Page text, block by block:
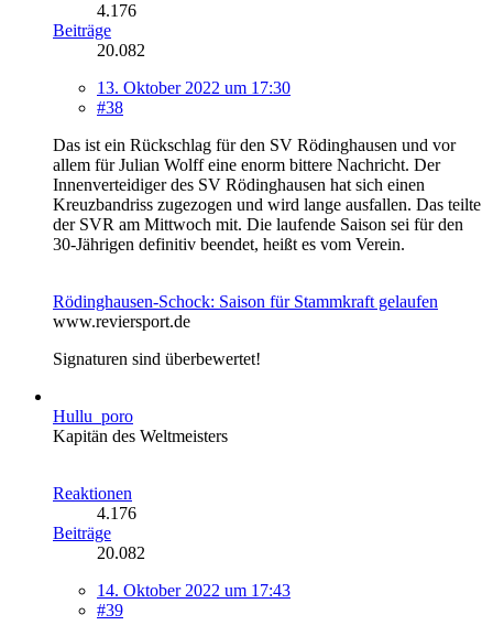
4.176
Beiträge
20.082
13. Oktober 2022 um 17:30
#38
Das ist ein Rückschlag für den SV Rödinghausen und vor
allem für Julian Wolff eine enorm bittere Nachricht. Der
Innenverteidiger des SV Rödinghausen hat sich einen
Kreuzbandriss zugezogen und wird lange ausfallen. Das teilte
der SVR am Mittwoch mit. Die laufende Saison sei für den
30-Jährigen definitiv beendet, heißt es vom Verein.
Rödinghausen-Schock: Saison für Stammkraft gelaufen
www.reviersport.de
Signaturen sind überbewertet!
Hullu_poro
Kapitän des Weltmeisters
Reaktionen
4.176
Beiträge
20.082
14. Oktober 2022 um 17:43
#39